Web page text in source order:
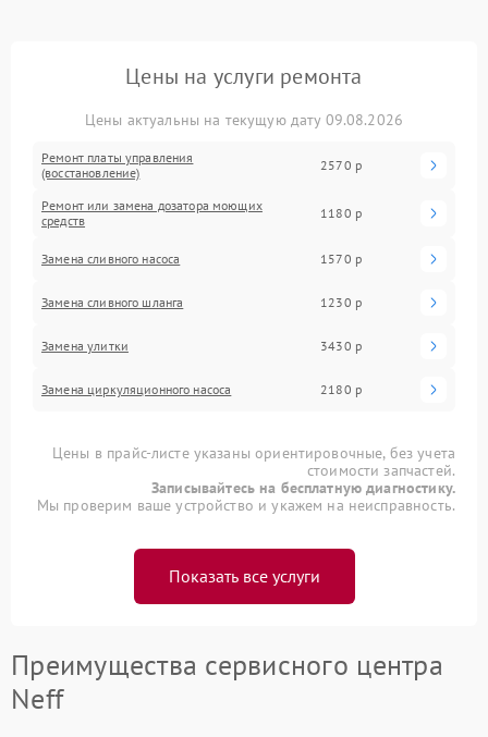
Цены на услуги ремонта
Цены актуальны на текущую дату 09.08.2026
Ремонт платы управления
(восстановление)
2570 р
Ремонт или замена дозатора моющих
средств
1180 р
Замена сливного насоса 1570 р
Замена сливного шланга 1230 р
Замена улитки 3430 р
Замена циркуляционного насоса 2180 р
Цены в прайс-листе указаны ориентировочные, без учета
стоимости запчастей.
Записывайтесь на бесплатную диагностику.
Мы проверим ваше устройство и укажем на неисправность.
Показать все услуги
Преимущества сервисного центра
Neff